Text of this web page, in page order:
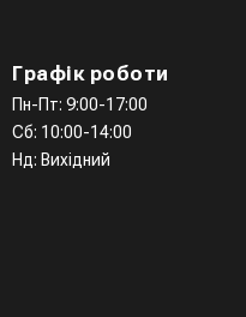
Графік роботи
Пн-Пт: 9:00-17:00
Сб: 10:00-14:00
Нд: Вихідний